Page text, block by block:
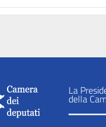
La
della